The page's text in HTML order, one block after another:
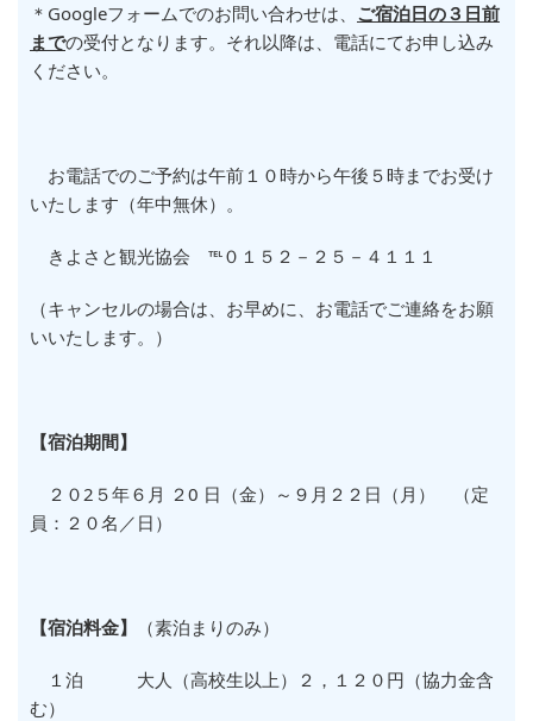
＊Googleフォームでのお問い合わせは、 ご宿泊日の３日前
までの受付となります。それ以降は、電話にてお申し込み
ください。
お電話でのご予約は午前１０時から午後５時までお受け
いたします（年中無休）。
きよさと観光協会 ℡０１５２－２５－４１１１
（キャンセルの場合は、お早めに、お電話でご連絡をお願
いいたします。）
【宿泊期間】
２０2５年６月 ２0 日（金）～９月２２日（月） （定
員：２０名／日）
【宿泊料金】 （素泊まりのみ）
１泊 大人（高校生以上）２，１２０円（協力金含
む）